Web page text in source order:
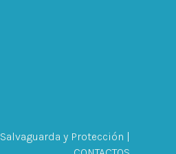
Salvaguarda y Protección |